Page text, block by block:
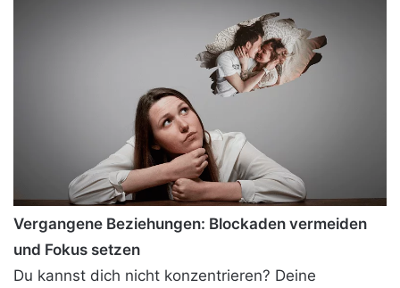
Vergangene Beziehungen: Blockaden vermeiden
und Fokus setzen
Du kannst dich nicht konzentrieren? Deine